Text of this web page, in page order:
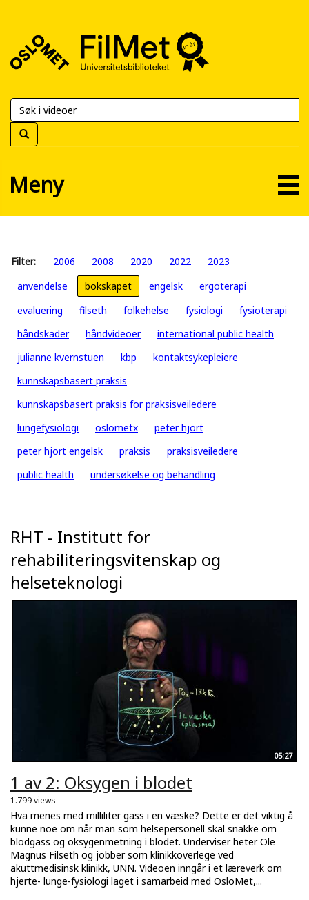
FilMet
Universitetsbiblioteket
Meny
Filter: 2006 2008 2020 2022
2023
anvendelse
bokskapet engelsk
ergoterapi
evaluering
filseth folkehelse fysiologi
fysioterapi
håndskader
håndvideoer
international public health
julianne kvernstuen
kbp
kontaktsykepleiere
kunnskapsbasert praksis
kunnskapsbasert praksis for praksisveiledere
lungefysiologi
oslometx
peter hjort
peter hjort engelsk
praksis
praksisveiledere
public health
undersøkelse og behandling
RHT - Institutt for
rehabiliteringsvitenskap og
helseteknologi
05:27
1 av 2: Oksygen i blodet
1.799 views
Hva menes med milliliter gass i en væske? Dette er det viktig å
kunne noe om når man som helsepersonell skal snakke om
blodgass og oksygenmetning i blodet. Underviser heter Ole
Magnus Filseth og jobber som klinikkoverlege ved
akuttmedisinsk klinikk, UNN. Videoen inngår i et læreverk om
hjerte- lunge-fysiologi laget i samarbeid med OsloMet,...